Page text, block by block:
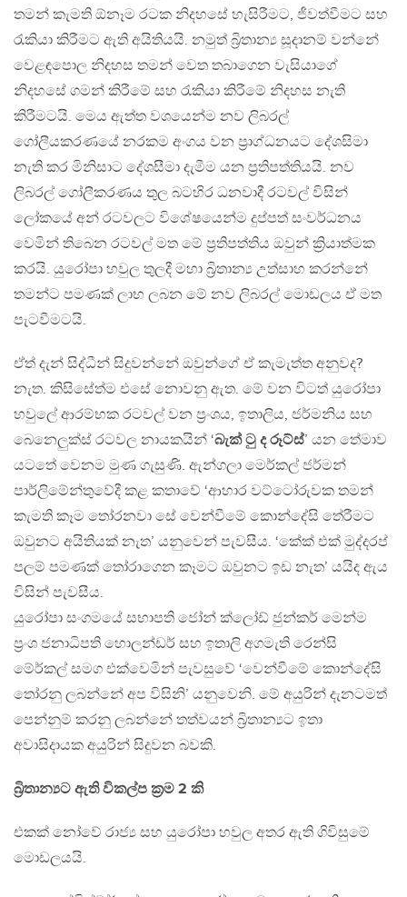
තමන් කැමති ඕනෑම රටක නිදහසේ හැසිරීමට, ජීවත්වීමට සහ
රැකියා කිරීමට ඇති අයිතියයි. නමුත් බ්‍රිතාන්‍ය සූදානම් වන්නේ
වෙළඳපොල නිදහස තමන් වෙත තබාගෙන වැසියාගේ
නිදහසේ ගමන් කිරීමේ සහ රැකියා කිරීමේ නිදහස නැති
කිරීමටයි. මෙය ඇත්ත වශයෙන්ම නව ලිබරල්
ගෝලීයකරණයේ නරකම අංගය වන ප්‍රාග්ධනයට දේශසිමා
නැති කර මිනිසාට දේශසීමා දැමීම යන ප්‍රතිපත්තියයි. නව
ලිබරල් ගෝලීකරණය තුල බටහිර ධනවාදී රටවල් විසින්
ලෝකයේ අන් රටවලට විශේෂයෙන්ම දුප්පත් සංවර්ධනය
වෙමින් තිබෙන රටවල් මත මේ ප්‍රතිපත්තිය ඔවුන් ක්‍රියාත්මක
කරයි. යුරෝපා හවුල තුලදී මහා බ්‍රිතාන්‍ය උත්සාහ කරන්නේ
තමන්ට පමණක් ලාභ ලබන මේ නව ලිබරල් මොඩලය ඒ මත
පැටවීමටයි.
ඒත් දැන් සිද්ධීන් සිදුවන්නේ ඔවුන්ගේ ඒ කැමැත්ත අනුවද?
නැත. කිසිසේත්ම එසේ නොවනු ඇත. මේ වන විටත් යුරෝපා
හවුලේ ආරම්භක රටවල් වන ප්‍රංශය, ඉතාලිය, ජර්මනිය සහ
බෙනෙලුක්ස් රටවල නායකයින් ‘බැක් ටු ද රූට්ස්’ යන තේමාව
යටතේ වෙනම මුණ ගැසුණි. ඇන්ගලා මෙර්කල් ජර්මන්
පාර්ලිමේන්තුවේදී කළ කතාවේ ‘ආහාර වට්ටෝරුවක තමන්
කැමති කෑම තෝරනවා සේ වෙන්වීමේ කොන්දේසි තේරීමට
ඔවුනට අයිතියක් නැත’ යනුවෙන් පැවසී‍ය. ‘කේක් එක් මුද්දරප්
පලම් පමණක් තෝරාගෙන කෑමට ඔවුනට ඉඩ නැත’ යයිද ඇය
විසින් පැවසීය.
යුරෝපා සංගමයේ සභාපති ජෝන් ක්ලෝඩ් ජුන්කර් මෙන්ම
ප්‍රංශ ජනාධිපති හොලන්ඩර් සහ ඉතාලි අගමැති රෙන්සි
මේර්කල් සමග එක්වෙමින් පැවසුවේ ‘වෙන්වීමේ කොන්දේසි
තෝරනු ලබන්නේ අප විසිනි’ යනුවෙනි. මේ අයුරින් දැනටමත්
පෙන්නුම් කරනු ලබන්නේ තත්වයන් බ්‍රිතාන්‍යට ඉතා
අවාසිදායක අයුරින් සිදුවන බවකි.
බ්‍රිතාන්‍යට ඇති විකල්ප ක්‍රම 2 කි
එකක් නෝවේ රාජ්‍ය සහ යුරෝපා හවුල අතර ඇති ගිවිසුමේ
මොඩලයයි.